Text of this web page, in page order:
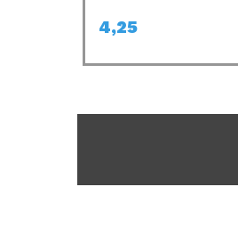
4,25